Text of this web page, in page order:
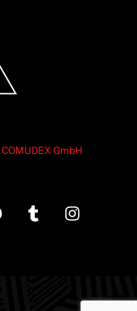
COMUDEX GmbH